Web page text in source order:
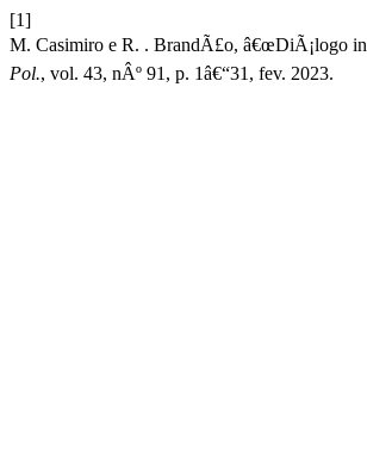
[1]
M. Casimiro e R. . BrandÃ£o, â€œDiÃ¡logo
Pol., vol. 43, nÂº 91, p. 1â€“31, fev. 2023.